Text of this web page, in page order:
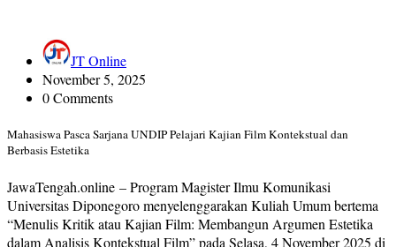
JT Online
November 5, 2025
0 Comments
Mahasiswa Pasca Sarjana UNDIP Pelajari Kajian Film Kontekstual dan
Berbasis Estetika
JawaTengah.online – Program Magister Ilmu Komunikasi
Universitas Diponegoro menyelenggarakan Kuliah Umum bertema
“Menulis Kritik atau Kajian Film: Membangun Argumen Estetika
dalam Analisis Kontekstual Film” pada Selasa, 4 November 2025 di